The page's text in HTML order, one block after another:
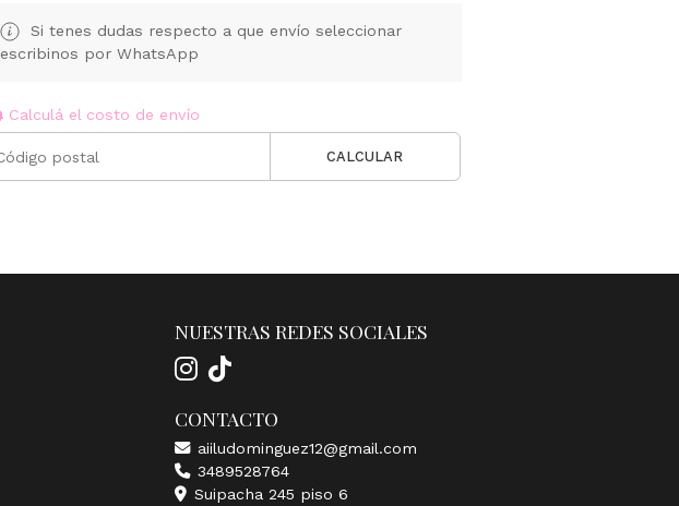
Si tenes dudas respecto a que envío seleccionar
escribinos por WhatsApp
Calculá el costo de envío
CALCULAR
NUESTRAS REDES SOCIALES
CONTACTO
aiiludominguez12@gmail.com
3489528764
Suipacha 245 piso 6